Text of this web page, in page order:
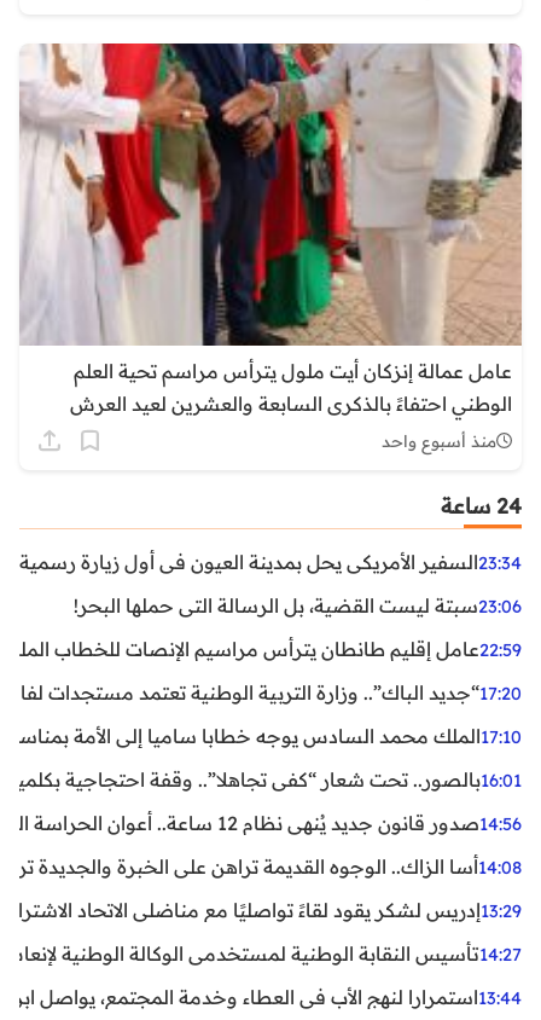
عامل عمالة إنزكان أيت ملول يترأس مراسم تحية العلم
الوطني احتفاءً بالذكرى السابعة والعشرين لعيد العرش
المجيد
منذ أسبوع واحد
24 ساعة
23:34السفير الأمريكي يحل بمدينة العيون في أول زيارة رسمية
23:06سبتة ليست القضية، بل الرسالة التي حملها البحر!
22:59عامل إقليم طانطان يترأس مراسيم الإنصات للخطاب
17:20“جديد الباك”.. وزارة التربية الوطنية تعتمد مستجدات
17:10الملك محمد السادس يوجه خطابا ساميا إلى الأمة بمناسبة الذكرى الـ27
16:01بالصور.. تحت شعار “كفى تجاهلا”.. وقفة احتجاجية بكلميم
14:56صدور قانون جديد يُنهي نظام 12 ساعة.. أعوان الحراسة الخاصة يستفيدون من المدة القانونية للشغل
14:08أسا الزاك.. الوجوه القديمة تراهن على الخبرة والجديدة
13:29إدريس لشكر يقود لقاءً تواصليًا مع مناضلي الاتحاد
14:27تأسيس النقابة الوطنية لمستخدمي الوكالة الوطنية
13:44استمرارا لنهج الأب في العطاء وخدمة المجتمع، يواصل ابن